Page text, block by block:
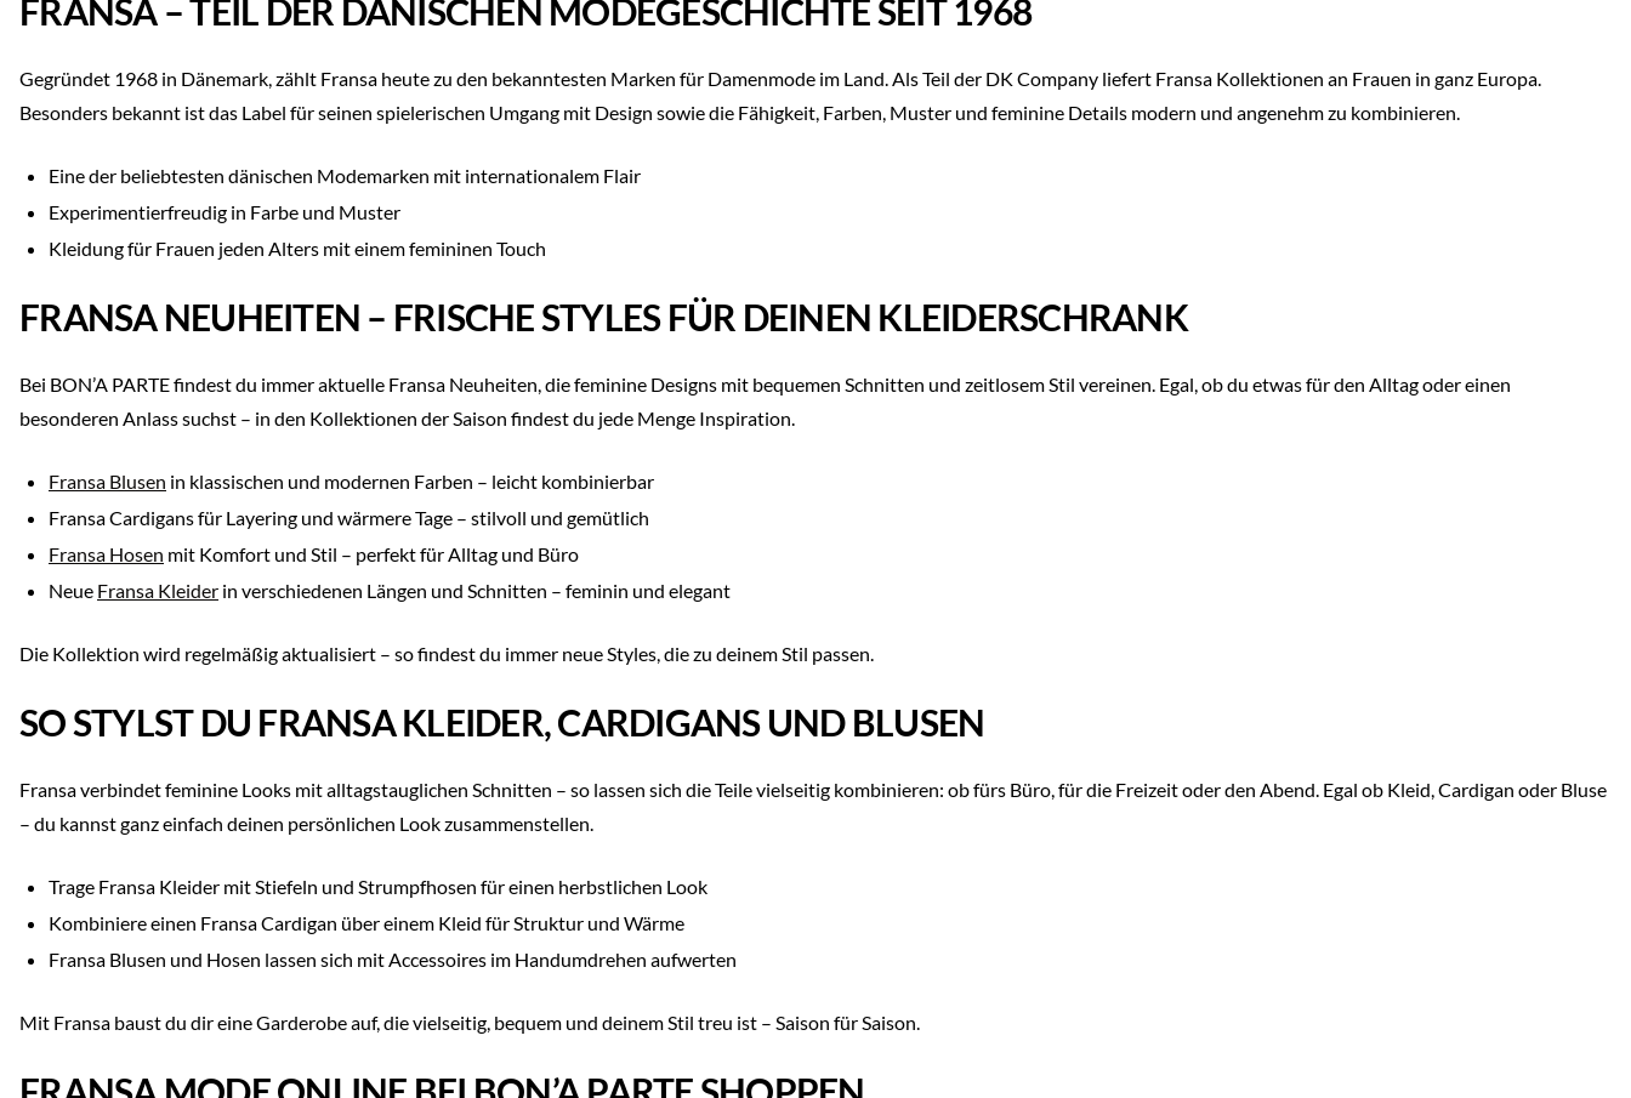
FRANSA – TEIL DER DÄNISCHEN MODEGESCHICHTE SEIT 1968
Gegründet 1968 in Dänemark, zählt Fransa heute zu den bekanntesten Marken für Damenmode im Land. Als Teil der DK Company liefert Fransa Kollektionen an Frauen in ganz Europa.
Besonders bekannt ist das Label für seinen spielerischen Umgang mit Design sowie die Fähigkeit, Farben, Muster und feminine Details modern und angenehm zu kombinieren.
Eine der beliebtesten dänischen Modemarken mit internationalem Flair
Experimentierfreudig in Farbe und Muster
Kleidung für Frauen jeden Alters mit einem femininen Touch
FRANSA NEUHEITEN – FRISCHE STYLES FÜR DEINEN KLEIDERSCHRANK
Bei BON’A PARTE findest du immer aktuelle Fransa Neuheiten, die feminine Designs mit bequemen Schnitten und zeitlosem Stil vereinen. Egal, ob du etwas für den Alltag oder einen
besonderen Anlass suchst – in den Kollektionen der Saison findest du jede Menge Inspiration.
Fransa Blusen in klassischen und modernen Farben – leicht kombinierbar
Fransa Cardigans für Layering und wärmere Tage – stilvoll und gemütlich
Fransa Hosen mit Komfort und Stil – perfekt für Alltag und Büro
Neue Fransa Kleider in verschiedenen Längen und Schnitten – feminin und elegant
Die Kollektion wird regelmäßig aktualisiert – so findest du immer neue Styles, die zu deinem Stil passen.
SO STYLST DU FRANSA KLEIDER, CARDIGANS UND BLUSEN
Fransa verbindet feminine Looks mit alltagstauglichen Schnitten – so lassen sich die Teile vielseitig kombinieren: ob fürs Büro, für die Freizeit oder den Abend. Egal ob Kleid, Cardigan oder Bluse
– du kannst ganz einfach deinen persönlichen Look zusammenstellen.
Trage Fransa Kleider mit Stiefeln und Strumpfhosen für einen herbstlichen Look
Kombiniere einen Fransa Cardigan über einem Kleid für Struktur und Wärme
Fransa Blusen und Hosen lassen sich mit Accessoires im Handumdrehen aufwerten
Mit Fransa baust du dir eine Garderobe auf, die vielseitig, bequem und deinem Stil treu ist – Saison für Saison.